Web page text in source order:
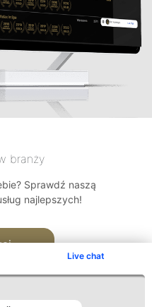
Live chat
branży
Sprawdź naszą
najlepszych!